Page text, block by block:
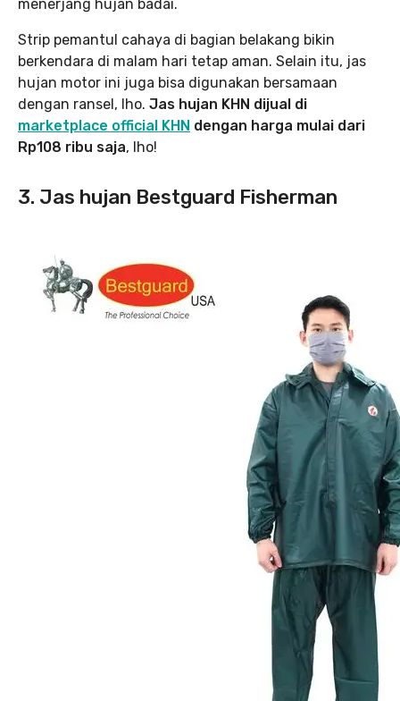
menerjang hujan badai.
Strip pemantul cahaya di bagian belakang bikin
berkendara di malam hari tetap aman. Selain itu, jas
hujan motor ini juga bisa digunakan bersamaan
dengan ransel, lho. Jas hujan KHN dijual di
marketplace official KHN dengan harga mulai dari
Rp108 ribu saja, lho!
3. Jas hujan Bestguard Fisherman